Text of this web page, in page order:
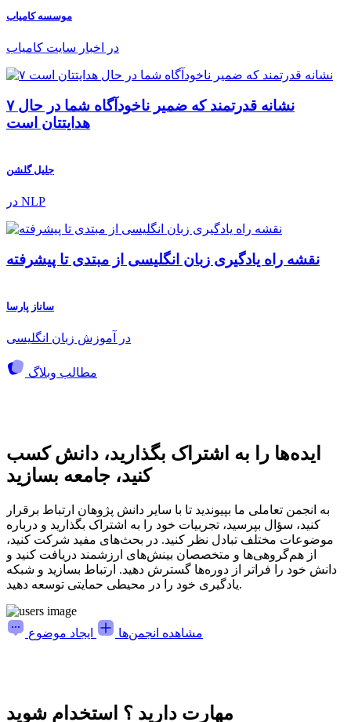
موسسه کامیاب
در اخبار سایت کامیاب
۷ نشانه قدرتمند که ضمیر ناخودآگاه شما در حال
هدایتتان است
جلیل گلشن
در NLP
نقشه راه یادگیری زبان انگلیسی از مبتدی تا پیشرفته
ساناز پارسا
در آموزش زبان انگلیسی
مطالب وبلاگ
ایده‌ها را به اشتراک بگذارید، دانش کسب
کنید، جامعه بسازید
به انجمن تعاملی ما بپیوندید تا با سایر دانش پژوهان ارتباط برقرار
کنید، سؤال بپرسید، تجربیات خود را به اشتراک بگذارید و درباره
موضوعات مختلف تبادل نظر کنید. در بحث‌های مفید شرکت کنید،
از هم‌گروهی‌ها و متخصصان بینش‌های ارزشمند دریافت کنید و
دانش خود را فراتر از دوره‌ها گسترش دهید. ارتباط بسازید و شبکه
یادگیری خود را در محیطی حمایتی توسعه دهید.
مشاهده انجمن‌ها ایجاد موضوع
مهارت دارید ؟ استخدام شوید